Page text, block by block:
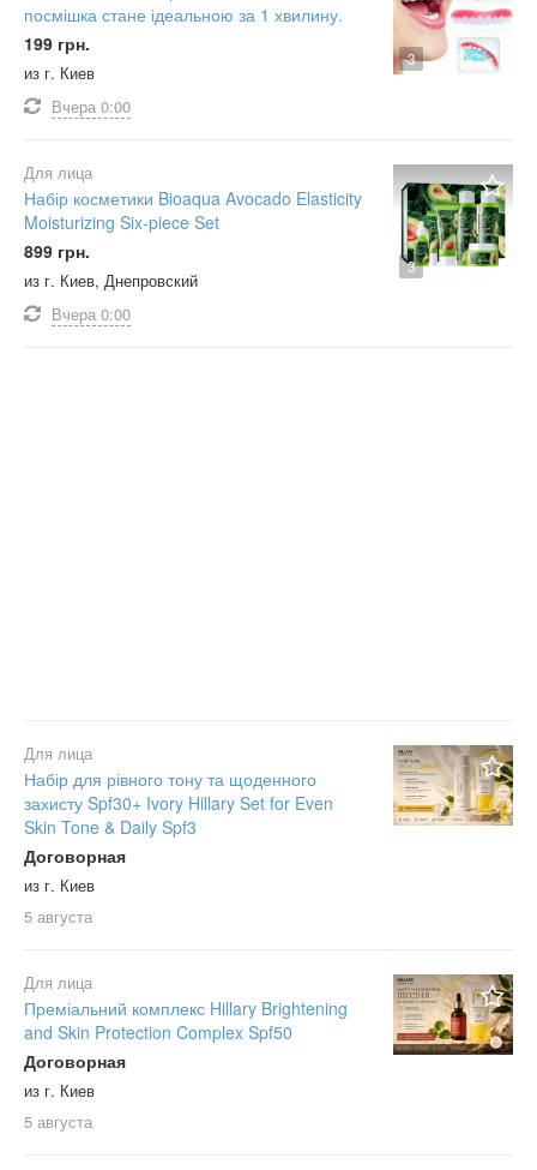
3
посмішка стане ідеальною за 1 хвилину.
199 грн.
из г. Киев
Вчера 0:00
3
Для лица
Набір косметики Bioaqua Avocado Elasticity
Moisturizing Six-piece Set
899 грн.
из г. Киев, Днепровский
Вчера 0:00
Для лица
Набір для рівного тону та щоденного
захисту Spf30+ Ivory Hillary Set for Even
Skin Tone & Daily Spf3
Договорная
из г. Киев
5 августа
Для лица
Преміальний комплекс Hillary Brightening
and Skin Protection Complex Spf50
Договорная
из г. Киев
5 августа